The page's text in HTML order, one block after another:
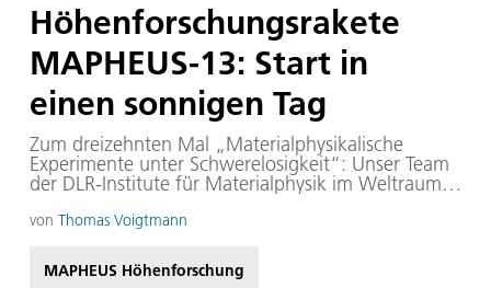
Höhenforschungsrakete
MAPHEUS-13: Start in
einen sonnigen Tag
Zum dreizehnten Mal „Materialphysikalische
Experimente unter Schwerelosigkeit“: Unser Team
der DLR-Institute für Materialphysik im Weltraum,
Raketenbasis MORABA konnte am 22. Mai 2023
MAPHEUS-13 starten. Vorangegangen ist eine
zweiwöchige Kampagne vor Ort auf Esrange im
von Thomas Voigtmann
MAPHEUS Höhenforschung